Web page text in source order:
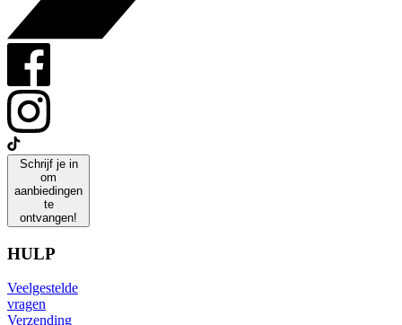
Schrijf je in
om
aanbiedingen
te
ontvangen!
HULP
Veelgestelde
vragen
Verzending